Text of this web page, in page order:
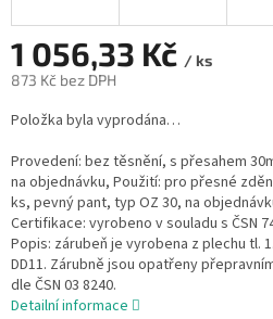
1 056,33 Kč / ks
873 Kč bez DPH
Měrná
cena:
Položka byla vyprodána…
Provedení: bez těsnění, s přesahem
na objednávku, Použití: pro přesné
ks, pevný pant, typ OZ 30, na
Certifikace: vyrobeno v souladu s ČSN
Popis: zárubeň je vyrobena z plechu tl.
DD11. Zárubně jsou opatřeny
dle ČSN 03 8240.
Detailní informace